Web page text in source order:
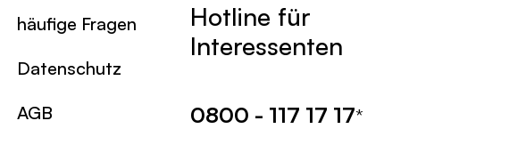
häufige Fragen
Datenschutz
AGB
Hotline für
Interessenten
0800 - 117 17 17*